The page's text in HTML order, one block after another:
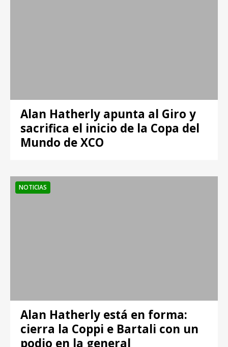
Alan Hatherly apunta al Giro y
sacrifica el inicio de la Copa del
Mundo de XCO
NOTICIAS
Alan Hatherly está en forma:
cierra la Coppi e Bartali con un
podio en la general